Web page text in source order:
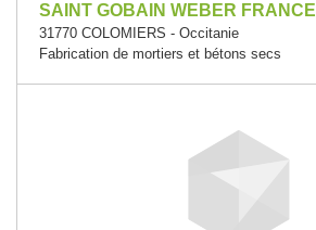
SAINT GOBAIN WEBER FRANCE
31770 COLOMIERS - Occitanie
Fabrication de mortiers et bétons secs